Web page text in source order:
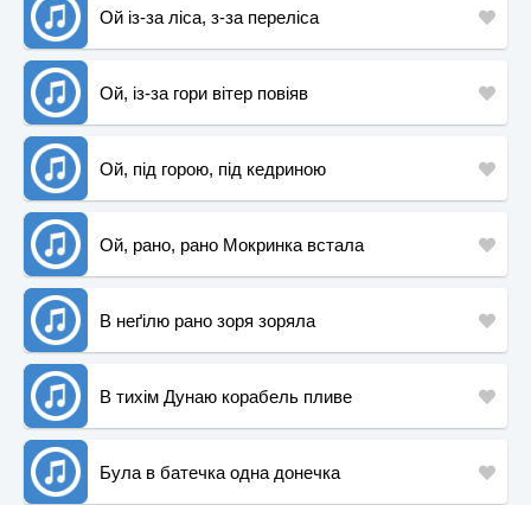
Ой із-за ліса, з-за переліса
Ой, із-за гори вітер повіяв
Ой, під горою, під кедриною
Ой, рано, рано Мокринка встала
В неґілю рано зоря зоряла
В тихім Дунаю корабель пливе
Була в батечка одна донечка